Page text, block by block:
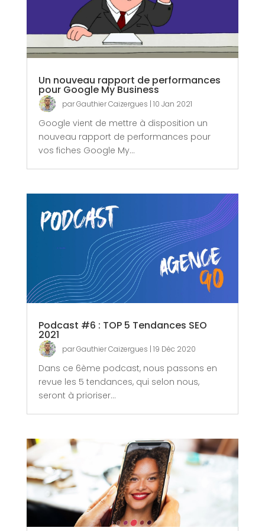
Un nouveau rapport de performances
pour Google My Business
parGauthier Caizergues | 10 Jan 2021
Google vient de mettre à disposition un
nouveau rapport de performances pour
vos fiches Google My...
Podcast #6 : TOP 5 Tendances SEO
2021
parGauthier Caizergues | 19 Déc 2020
Dans ce 6ème podcast, nous passons en
revue les 5 tendances, qui selon nous,
seront à prioriser...